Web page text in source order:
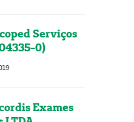
Serviços
0)
Exames